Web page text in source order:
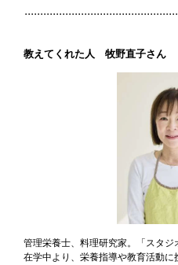
教えてくれた人 牧野直子さん
管理栄養士、料理研究家。「スタ
在学中より、栄養指導や教育活動